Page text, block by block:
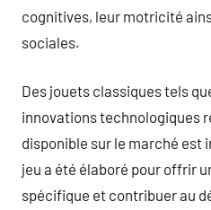
cognitives, leur motricité
sociales.
Des jouets classiques tels
innovations technologiques
disponible sur le marché est
jeu a été élaboré pour offrir
spécifique et contribuer au